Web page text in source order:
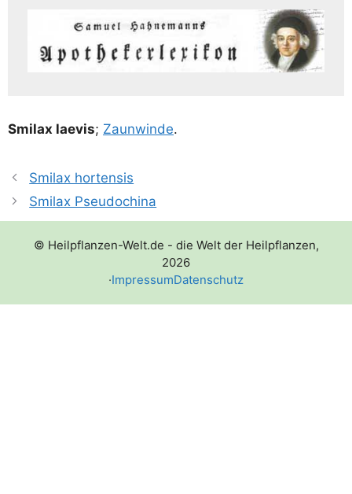
Smi­lax laevis; Zaun­win­de.
Smilax hortensis
Smilax Pseudochina
© Heilpflanzen-Welt.de - die Welt der Heilpflanzen,
2026
·ImpressumDatenschutz